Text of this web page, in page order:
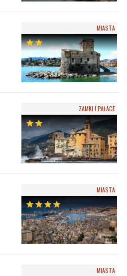
MIASTA
starstar
ZAMKI I PAŁACE
starstar
MIASTA
starstarstarstar
MIASTA